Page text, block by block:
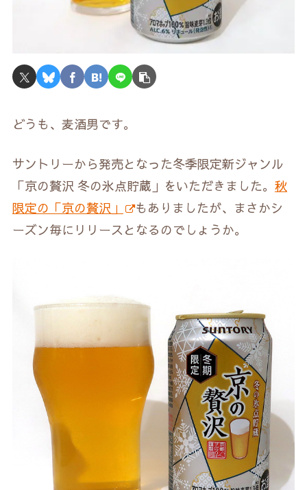
どうも、麦酒男です。
サントリーから発売となった冬季限定新ジャンル
「京の贅沢 冬の氷点貯蔵」をいただきました。 秋
限定の「京の贅沢」
もありましたが、まさかシ
ーズン毎にリリースとなるのでしょうか。